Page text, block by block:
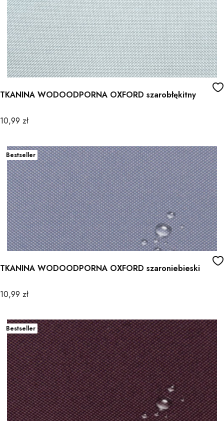
TKANINA WODOODPORNA OXFORD szarobłękitny
Cena
10,99 zł
Bestseller
TKANINA WODOODPORNA OXFORD szaroniebieski
Cena
10,99 zł
Bestseller